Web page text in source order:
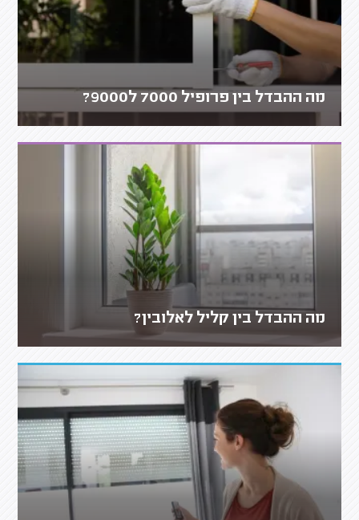
מה ההבדל בין פרופיל 7000 ל9000?
מה ההבדל בין קליל לאלובין?